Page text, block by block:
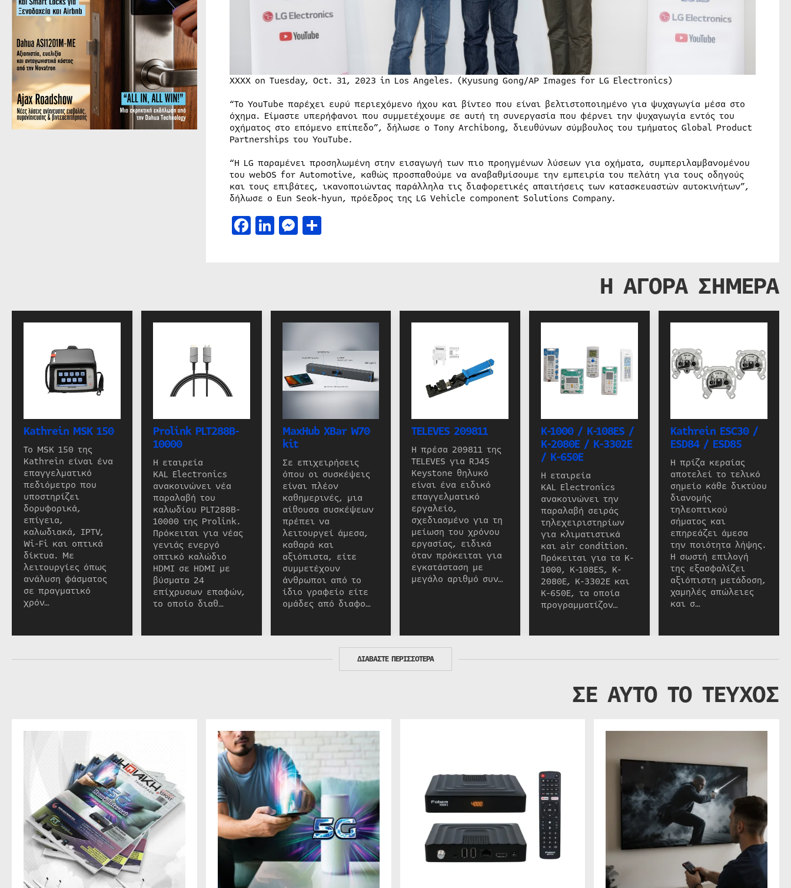
XXXX on Tuesday, Oct. 31, 2023 in Los Angeles. (Kyusung Gong/AP Images for LG Electronics)
“Το YouTube παρέχει ευρύ περιεχόμενο ήχου και βίντεο που είναι βελτιστοποιημένο για ψυχαγωγία μέσα στο
όχημα. Είμαστε υπερήφανοι που συμμετέχουμε σε αυτή τη συνεργασία που φέρνει την ψυχαγωγία εντός του
οχήματος στο επόμενο επίπεδο”, δήλωσε ο Tony Archibong, διευθύνων σύμβουλος του τμήματος Global Product
Partnerships του YouTube.
“Η LG παραμένει προσηλωμένη στην εισαγωγή των πιο προηγμένων λύσεων για οχήματα, συμπεριλαμβανομένου
του webOS for Automotive, καθώς προσπαθούμε να αναβαθμίσουμε την εμπειρία του πελάτη για τους οδηγούς
και τους επιβάτες, ικανοποιώντας παράλληλα τις διαφορετικές απαιτήσεις των κατασκευαστών αυτοκινήτων”,
δήλωσε ο Eun Seok-hyun, πρόεδρος της LG Vehicle component Solutions Company.
Facebook
LinkedIn
Messenger
Μοιραστείτε
Η ΑΓΟΡΑ ΣΗΜΕΡΑ
Kathrein MSK 150
Το MSK 150 της
Kathrein είναι ένα
επαγγελματικό
πεδιόμετρο που
υποστηρίζει
δορυφορικά,
επίγεια,
καλωδιακά, IPTV,
Wi-Fi και οπτικά
δίκτυα. Με
λειτουργίες όπως
ανάλυση φάσματος
σε πραγματικό
χρόν…
Prolink PLT288B-
10000
Η εταιρεία
KAL Electronics
ανακοινώνει νέα
παραλαβή του
καλωδίου PLT288B-
10000 της Prolink.
Πρόκειται για νέας
γενιάς ενεργό
οπτικό καλώδιο
HDMI σε HDMI με
βύσματα 24
επίχρυσων επαφών,
το οποίο διαθ…
MaxHub XBar W70
kit
Σε επιχειρήσεις
όπου οι συσκέψεις
είναι πλέον
καθημερινές, μια
αίθουσα συσκέψεων
πρέπει να
λειτουργεί άμεσα,
καθαρά και
αξιόπιστα, είτε
συμμετέχουν
άνθρωποι από το
ίδιο γραφείο είτε
ομάδες από διαφο…
TELEVES 209811
Η πρέσα 209811 της
TELEVES για RJ45
Keystone θηλυκό
είναι ένα ειδικό
επαγγελματικό
εργαλείο,
σχεδιασμένο για τη
μείωση του χρόνου
εργασίας, ειδικά
όταν πρόκειται για
εγκατάσταση με
μεγάλο αριθμό συν…
K-1000 / K-108ES /
K-2080E / K-3302E
/ K-650E
Η εταιρεία
KAL Electronics
ανακοινώνει την
παραλαβή σειράς
τηλεχειριστηρίων
για κλιματιστικά
και air condition.
Πρόκειται για τα K-
1000, K-108ES, K-
2080E, K-3302E και
K-650E, τα οποία
προγραμματίζον…
Kathrein ESC30 /
ESD84 / ESD85
Η πρίζα κεραίας
αποτελεί το τελικό
σημείο κάθε δικτύου
διανομής
τηλεοπτικού
σήματος και
επηρεάζει άμεσα
την ποιότητα λήψης.
Η σωστή επιλογή
της εξασφαλίζει
αξιόπιστη μετάδοση,
χαμηλές απώλειες
και σ…
ΔΙΑΒΑΣΤΕ ΠΕΡΙΣΣΟΤΕΡΑ
ΣΕ ΑΥΤΟ ΤΟ ΤΕΥΧΟΣ